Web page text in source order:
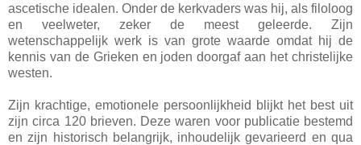
ascetische idealen. Onder de kerkvaders was hij, als filoloog
en veelweter, zeker de meest geleerde. Zijn
wetenschappelijk werk is van grote waarde omdat hij de
kennis van de Grieken en joden doorgaf aan het christelijke
westen.
Zijn krachtige, emotionele persoonlijkheid blijkt het best uit
zijn circa 120 brieven. Deze waren voor publicatie bestemd
en zijn historisch belangrijk, inhoudelijk gevarieerd en qua